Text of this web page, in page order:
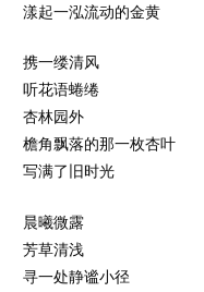
漾起一泓流动的金黄
携一缕清风
听花语蜷绻
杏林园外
檐角飘落的那一枚杏叶
写满了旧时光
晨曦微露
芳草清浅
寻一处静谧小径